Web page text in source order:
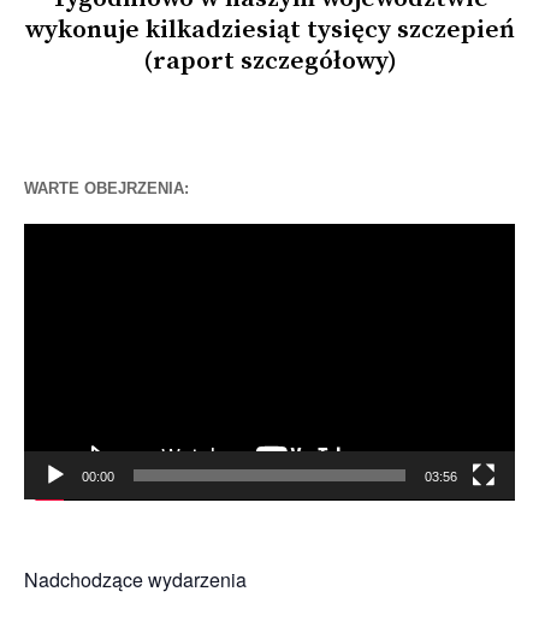
wykonuje kilkadziesiąt tysięcy szczepień
(raport szczegółowy)
WARTE OBEJRZENIA:
00:00 03:56
Nadchodzące wydarzenia